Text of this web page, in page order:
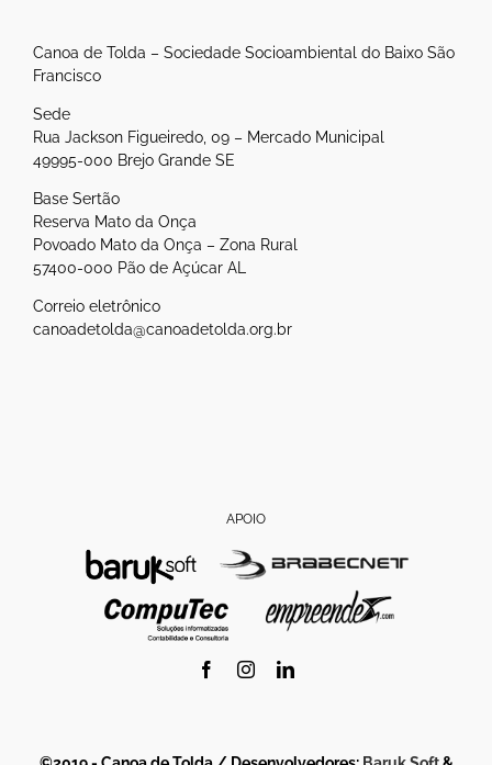
Canoa de Tolda – Sociedade Socioambiental do Baixo São
Francisco
Sede
Rua Jackson Figueiredo, 09 – Mercado Municipal
49995-000 Brejo Grande SE
Base Sertão
Reserva Mato da Onça
Povoado Mato da Onça – Zona Rural
57400-000 Pão de Açúcar AL
Correio eletrônico
canoadetolda@canoadetolda.org.br
APOIO
FacebookInstagramLinkedIn